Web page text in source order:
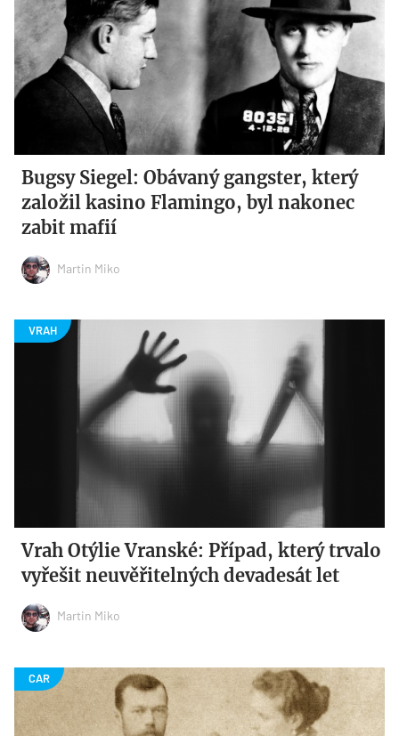
Bugsy Siegel: Obávaný gangster, který
založil kasino Flamingo, byl nakonec
zabit mafií
Martin Miko
Vrah Otýlie Vranské: Případ, který trvalo
vyřešit neuvěřitelných devadesát let
Martin Miko